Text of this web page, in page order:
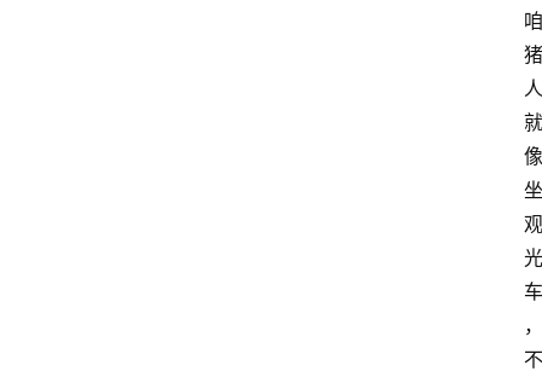
咱
猪
人
就
像
坐
观
光
车
，
不